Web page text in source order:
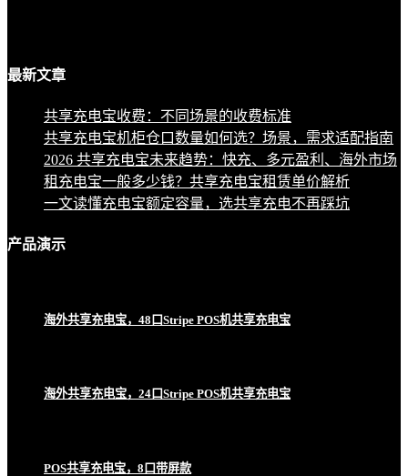
最新文章
共享充电宝收费：不同场景的收费标准
共享充电宝机柜仓口数量如何选？场景，需求适配指南
2026 共享充电宝未来趋势：快充、多元盈利、海外市场
租充电宝一般多少钱？共享充电宝租赁单价解析
一文读懂充电宝额定容量，选共享充电不再踩坑
产品演示
海外共享充电宝，48口Stripe POS机共享充电宝
海外共享充电宝，24口Stripe POS机共享充电宝
POS共享充电宝，8口带屏款